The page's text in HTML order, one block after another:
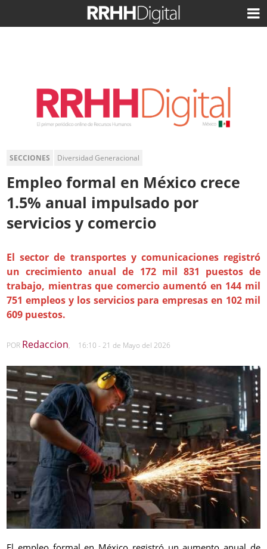
SECCIONES Diversidad Generacional
Empleo formal en México crece
1.5% anual impulsado por
servicios y comercio
El sector de transportes y comunicaciones registró
un crecimiento anual de 172 mil 831 puestos de
trabajo, mientras que comercio aumentó en 144 mil
751 empleos y los servicios para empresas en 102 mil
609 puestos.
POR Redaccion, 16:10 - 21 de Mayo del 2026